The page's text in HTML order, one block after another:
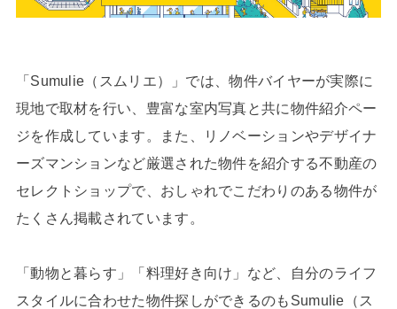
「Sumulie（スムリエ）」では、物件バイヤーが実際に
現地で取材を行い、豊富な室内写真と共に物件紹介ペー
ジを作成しています。また、リノベーションやデザイナ
ーズマンションなど厳選された物件を紹介する不動産の
セレクトショップで、おしゃれでこだわりのある物件が
たくさん掲載されています。
「動物と暮らす」「料理好き向け」など、自分のライフ
スタイルに合わせた物件探しができるのもSumulie（ス